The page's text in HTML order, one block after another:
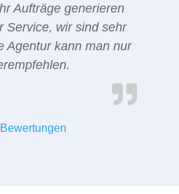
Aufträge generieren
Service, wir sind sehr
Agentur kann man nur